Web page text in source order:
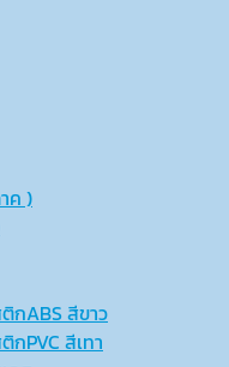
ค )
กABS สีขาว
PVC สีเทา